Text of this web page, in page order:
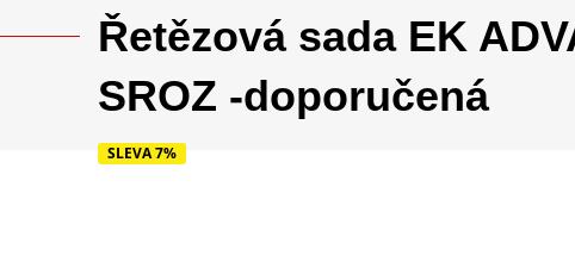
Řetězová sada EK
SROZ -doporučená
SLEVA 7%